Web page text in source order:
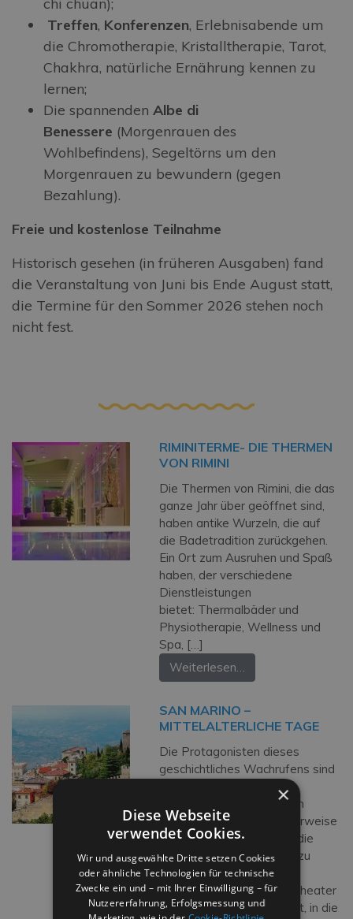
chi chuan);
Treffen, Konferenzen, Erlebnisabende um
die Chromotherapie, Kristalltherapie, Tarot,
Chakhra, natürliche Ernährung kennen zu
lernen;
Die spannenden Albe di
Benessere (Morgenrauen des
Wohlbefindens), Segeltörns um den
Morgenrauen zu bewundern (gegen
Bezahlung).
Freie und kostenlose Teilnahme
Historisch gesehen (in früheren Ausgaben) fand
die Veranstaltung von Juni bis Ende August statt,
die Termine für den Sommer 2026 stehen noch
nicht fest.
RIMINITERME- DIE THERMEN
VON RIMINI
Die Thermen von Rimini, die das
ganze Jahr über geöffnet sind,
haben antike Wurzeln, die auf
die Badetradition zurückgehen.
Ein Ort zum Ausruhen und Spaß
haben, der verschiedene
Dienstleistungen
bietet: Thermalbäder und
Physiotherapie, Wellness und
Spa, […]
Weiterlesen…
SAN MARINO –
MITTELALTERLICHE TAGE
Die Protagonisten dieses
geschichtliches Wachrufens sind
berühmtesten historischen
Gruppen Italiens. Normalerweise
Ende Juli verwandelt sich die
Altstadt von Nachmittag zu
Nachmittag in ein
stimmungsvolles Freilichttheater
und bietet die Gelegenheit, in die
×
Diese Webseite
verwendet Cookies.
Wir und ausgewählte Dritte setzen Cookies
oder ähnliche Technologien für technische
Zwecke ein und – mit Ihrer Einwilligung – für
Nutzererfahrung, Erfolgsmessung und